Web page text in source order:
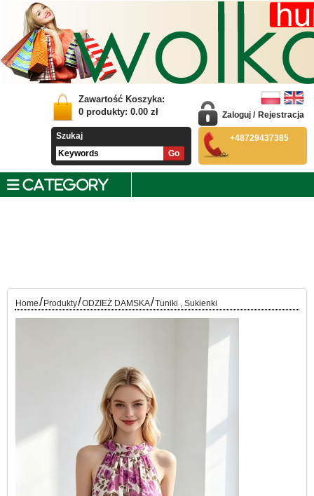
Zawartość Koszyka:
0 produkty: 0.00 zł
Szukaj
Zaloguj / Rejestracja
+48729437385
CATEGORY
Home/ Produkty/ODZIEŻ DAMSKA/Tuniki , Sukienki